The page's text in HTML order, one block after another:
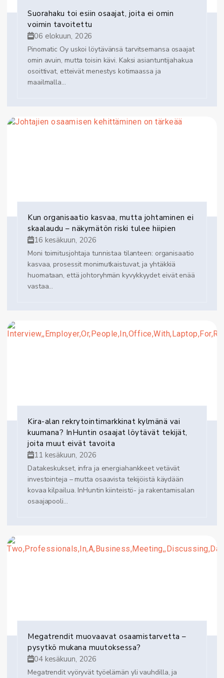
Suorahaku toi esiin osaajat, joita ei omin
voimin tavoitettu
06 elokuun, 2026
Pinomatic Oy uskoi löytävänsä tarvitsemansa osaajat
omin avuin, mutta toisin kävi. Kaksi asiantuntijahakua
osoittivat, etteivät menestys kotimaassa ja
maailmalla...
Kun organisaatio kasvaa, mutta johtaminen ei
skaalaudu – näkymätön riski tulee hiipien
16 kesäkuun, 2026
Moni toimitusjohtaja tunnistaa tilanteen: organisaatio
kasvaa, prosessit monimutkaistuvat, ja yhtäkkiä
huomataan, että johtoryhmän kyvykkyydet eivät enää
vastaa...
Kira-alan rekrytointimarkkinat kylmänä vai
kuumana? InHuntin osaajat löytävät tekijät,
joita muut eivät tavoita
11 kesäkuun, 2026
Datakeskukset, infra ja energiahankkeet vetävät
investointeja – mutta osaavista tekijöistä käydään
kovaa kilpailua. InHuntin kiinteistö- ja rakentamisalan
osaajapooli...
Megatrendit muovaavat osaamistarvetta –
pysytkö mukana muutoksessa?
04 kesäkuun, 2026
Megatrendit vyöryvät työelämän yli vauhdilla, ja